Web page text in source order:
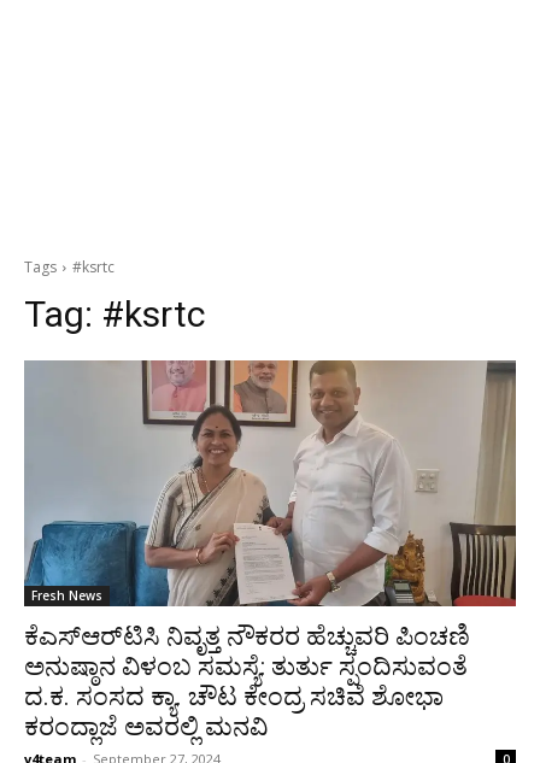
Tags #ksrtc
Tag: #ksrtc
Fresh News
ಕೆಎಸ್‌ಆರ್‌ಟಿಸಿ ನಿವೃತ್ತ ನೌಕರರ ಹೆಚ್ಚುವರಿ ಪಿಂಚಣಿ
ಅನುಷ್ಠಾನ ವಿಳಂಬ ಸಮಸ್ಯೆ: ತುರ್ತು ಸ್ಪಂದಿಸುವಂತೆ
ದ.ಕ. ಸಂಸದ ಕ್ಯಾ. ಚೌಟ ಕೇಂದ್ರ ಸಚಿವೆ ಶೋಭಾ
ಕರಂದ್ಲಾಜೆ ಅವರಲ್ಲಿ ಮನವಿ
v4team - September 27, 2024